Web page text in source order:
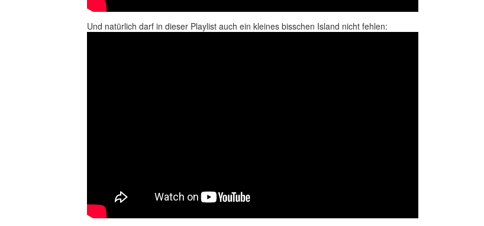
Und natürlich darf in dieser Playlist auch ein kleines bisschen Island nicht fehlen: